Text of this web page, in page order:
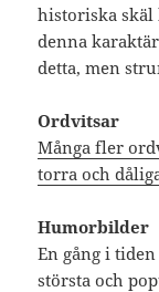
historiska
denna
detta, men
Ordvitsar
Många fler
torra och
Humorbilder
En gång i
största och